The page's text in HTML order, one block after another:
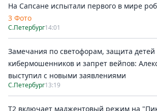
На Сапсане испытали первого в мире
3 Фото
С.Петербург14:01
Замечания по светофорам, защита детей
кибермошенников и запрет вейпов:
выступил с новыми заявлениями
С.Петербург13:19
Т2 включает маджентовый режим на